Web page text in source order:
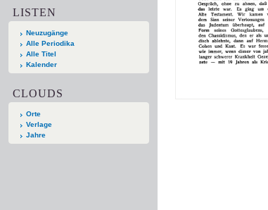
LISTEN
Neuzugänge
Alle Periodika
Alle Titel
Kalender
CLOUDS
Orte
Verlage
Jahre